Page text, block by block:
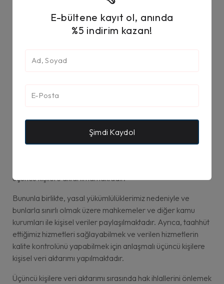
ilgili mevzuat hükümleri gereğince bilginin gizliliğinin ve
bütünlüğünün korunması amacıyla gerekli organizasyonu
kurmak ve teknik önlemleri almak ve uyarlamak konusunda
konu alan uluslararası ve ulusal teknik standartlara uygun
6) Nice Teknoloji kişisel verilerinizi paylaşıyor mu?
Müşterilerimize ait kişisel verilerin üçüncü kişiler ile
üçüncü kişilere aktarılmamaktadır.
Bununla birlikte, yasal yükümlülüklerimiz nedeniyle ve
bunlarla sınırlı olmak üzere mahkemeler ve diğer kamu
kurumları ile kişisel veriler paylaşılmaktadır. Ayrıca, taahhüt
ettiğimiz hizmetleri sağlayabilmek ve verilen hizmetlerin
kalite kontrolünü yapabilmek için anlaşmalı üçüncü kişilere
kişisel veri aktarımı yapılmaktadır.
Üçüncü kişilere veri aktarımı sırasında hak ihlallerini önlemek
E-bültene kayıt ol, anında
%5 indirim kazan!
Şimdi Kaydol